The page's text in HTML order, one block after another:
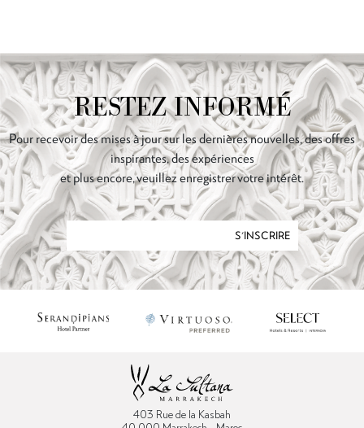
RESTEZ INFORMÉ
Pour recevoir des mises à jour sur les dernières nouvelles, des offres
inspirantes, des expériences
et plus encore, veuillez enregistrer votre intérêt.
S'INSCRIRE
403 Rue de la Kasbah